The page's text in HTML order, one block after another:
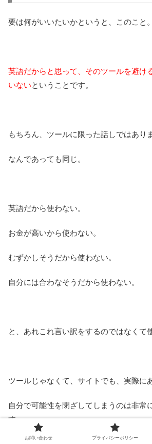
要は何がいいたいかというと、このこと。
英語だからと思って、そのツールを避け
いないということです。
もちろん、ツールに限った話しではあり
なんであっても同じ。
英語だから使わない。
お金が高いから使わない。
むずかしそうだから使わない。
自分には合わなそうだから使わない。
と、あれこれ言い訳をするのではなくて
ツールじゃなくて、サイトでも、実際に
自分で可能性を閉ざしてしまうのは非常
す。
お問い合わせ プライバシーポリシー